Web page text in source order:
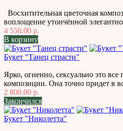
Восхитительная цветочная
воплощение утончённой
4 550.00 р.
В корзину
Букет "Танец страсти"
Ярко, огненно, сексуально это
композиции. Она точно придет в
2 800.00 р.
Закончился
Букет "Николетта"